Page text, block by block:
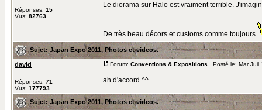
Réponses: 15
Vus: 82763
Le diorama sur Halo est vraiment terrible.
De très beau décors et customs comme toujours
Sujet: Japan Expo 2011, Photos et videos.
david
Réponses: 71
Vus: 177793
Forum: Conventions & Expositions Posté le: Mar
ah d'accord ^^
Sujet: Japan Expo 2011, Photos et videos.